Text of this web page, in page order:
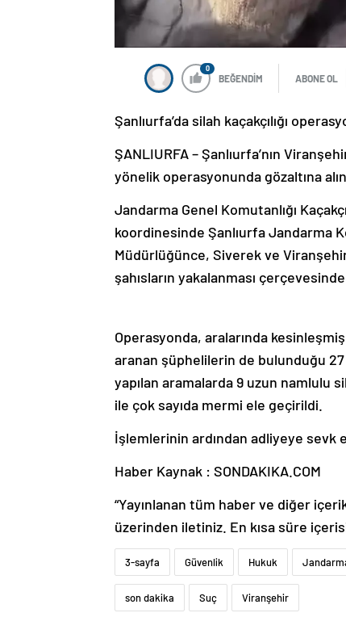
0
BEĞENDİM ABONE OL
Şanlıurfa’da silah kaçakçılığı
ŞANLIURFA – Şanlıurfa’nın
yönelik operasyonunda gözaltına
Jandarma Genel Komutanlığı
koordinesinde Şanlıurfa Jandarma
Müdürlüğünce, Siverek ve
şahısların yakalanması
Operasyonda, aralarında
aranan şüphelilerin de bulunduğu 27
yapılan aramalarda 9 uzun namlulu
ile çok sayıda mermi ele geçirildi.
İşlemlerinin ardından adliyeye sevk
Haber Kaynak : SONDAKIKA.COM
“Yayınlanan tüm haber ve diğer
üzerinden iletiniz. En kısa süre
3-sayfa Güvenlik Hukuk
son dakika Suç Viranşehir